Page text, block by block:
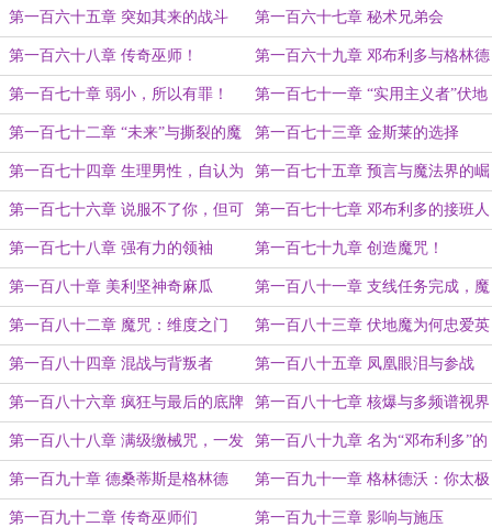
第一百六十五章 突如其来的战斗 第一百六十七章 秘术兄弟会
第一百六十八章 传奇巫师！ 第一百六十九章 邓布利多与格林德
沃的对话
第一百七十章 弱小，所以有罪！ 第一百七十一章 “实用主义者”伏地
魔
第一百七十二章 “未来”与撕裂的魔
法界
第一百七十三章 金斯莱的选择
第一百七十四章 生理男性，自认为
女性的卢平
第一百七十五章 预言与魔法界的崛
起
第一百七十六章 说服不了你，但可
以打死你
第一百七十七章 邓布利多的接班人
第一百七十八章 强有力的领袖 第一百七十九章 创造魔咒！
第一百八十章 美利坚神奇麻瓜 第一百八十一章 支线任务完成，魔
咒开发模块！
第一百八十二章 魔咒：维度之门 第一百八十三章 伏地魔为何忠爱英
格兰？
第一百八十四章 混战与背叛者 第一百八十五章 凤凰眼泪与参战
第一百八十六章 疯狂与最后的底牌 第一百八十七章 核爆与多频谱视界
咒
第一百八十八章 满级缴械咒，一发
全秒！
第一百八十九章 名为“邓布利多”的
阴影
第一百九十章 德桑蒂斯是格林德
沃？
第一百九十一章 格林德沃：你太极
端了！
第一百九十二章 传奇巫师们 第一百九十三章 影响与施压